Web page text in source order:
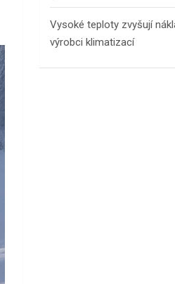
Vysoké teploty zvyšují
výrobci klimatizací